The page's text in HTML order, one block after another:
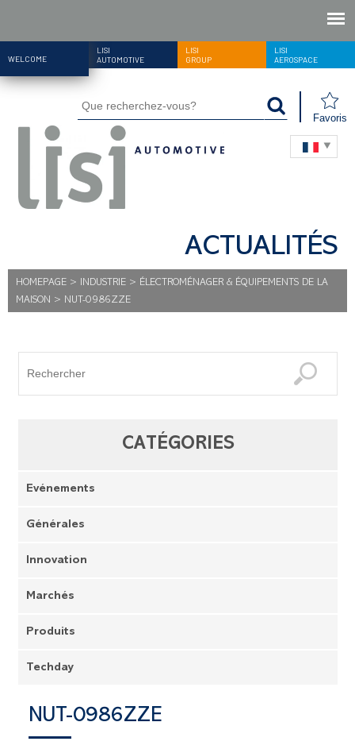
WELCOME
LISI
AUTOMOTIVE
LISI
GROUP
LISI
AEROSPACE
Favoris
ACTUALITÉS
HOMEPAGE > INDUSTRIE > ÉLECTROMÉNAGER & ÉQUIPEMENTS DE LA
MAISON > NUT-0986ZZE
CATÉGORIES
Evénements
Générales
Innovation
Marchés
Produits
Techday
NUT-0986ZZE